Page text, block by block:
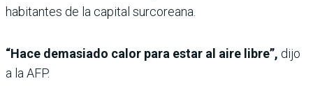
habitantes de la capital surcoreana.
“Hace demasiado calor para estar al aire libre”, dijo
a la AFP.